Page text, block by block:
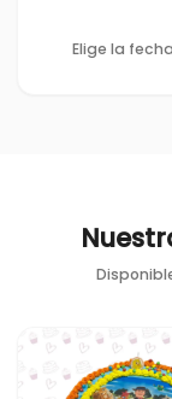
Elige la